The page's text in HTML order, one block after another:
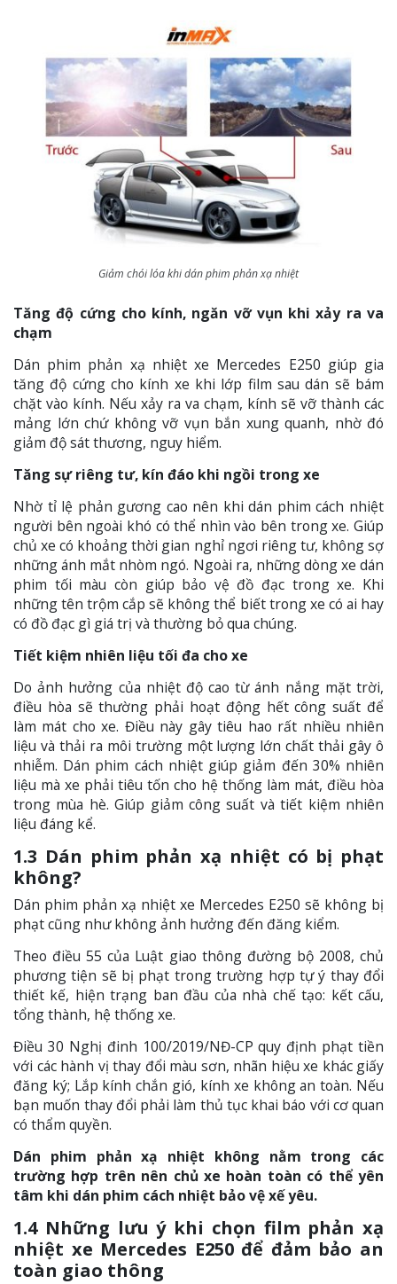
Giảm chói lóa khi dán phim phản xạ nhiệt
Tăng độ cứng cho kính, ngăn vỡ vụn khi xảy ra va
chạm
Dán phim phản xạ nhiệt xe Mercedes E250 giúp gia
tăng độ cứng cho kính xe khi lớp film sau dán sẽ bám
chặt vào kính. Nếu xảy ra va chạm, kính sẽ vỡ thành các
mảng lớn chứ không vỡ vụn bắn xung quanh, nhờ đó
giảm độ sát thương, nguy hiểm.
Tăng sự riêng tư, kín đáo khi ngồi trong xe
Nhờ tỉ lệ phản gương cao nên khi dán phim cách nhiệt
người bên ngoài khó có thể nhìn vào bên trong xe. Giúp
chủ xe có khoảng thời gian nghỉ ngơi riêng tư, không sợ
những ánh mắt nhòm ngó. Ngoài ra, những dòng xe dán
phim tối màu còn giúp bảo vệ đồ đạc trong xe. Khi
những tên trộm cắp sẽ không thể biết trong xe có ai hay
có đồ đạc gì giá trị và thường bỏ qua chúng.
Tiết kiệm nhiên liệu tối đa cho xe
Do ảnh hưởng của nhiệt độ cao từ ánh nắng mặt trời,
điều hòa sẽ thường phải hoạt động hết công suất để
làm mát cho xe. Điều này gây tiêu hao rất nhiều nhiên
liệu và thải ra môi trường một lượng lớn chất thải gây ô
nhiễm. Dán phim cách nhiệt giúp giảm đến 30% nhiên
liệu mà xe phải tiêu tốn cho hệ thống làm mát, điều hòa
trong mùa hè. Giúp giảm công suất và tiết kiệm nhiên
liệu đáng kể.
1.3 Dán phim phản xạ nhiệt có bị phạt
không?
Dán phim phản xạ nhiệt xe Mercedes E250 sẽ không bị
phạt cũng như không ảnh hưởng đến đăng kiểm.
Theo điều 55 của Luật giao thông đường bộ 2008, chủ
phương tiện sẽ bị phạt trong trường hợp tự ý thay đổi
thiết kế, hiện trạng ban đầu của nhà chế tạo: kết cấu,
tổng thành, hệ thống xe.
Điều 30 Nghị đinh 100/2019/NĐ-CP quy định phạt tiền
với các hành vị thay đổi màu sơn, nhãn hiệu xe khác giấy
đăng ký; Lắp kính chắn gió, kính xe không an toàn. Nếu
bạn muốn thay đổi phải làm thủ tục khai báo với cơ quan
có thẩm quyền.
Dán phim phản xạ nhiệt không nằm trong các
trường hợp trên nên chủ xe hoàn toàn có thể yên
tâm khi dán phim cách nhiệt bảo vệ xế yêu.
1.4 Những lưu ý khi chọn film phản xạ
nhiệt xe Mercedes E250 để đảm bảo an
toàn giao thông